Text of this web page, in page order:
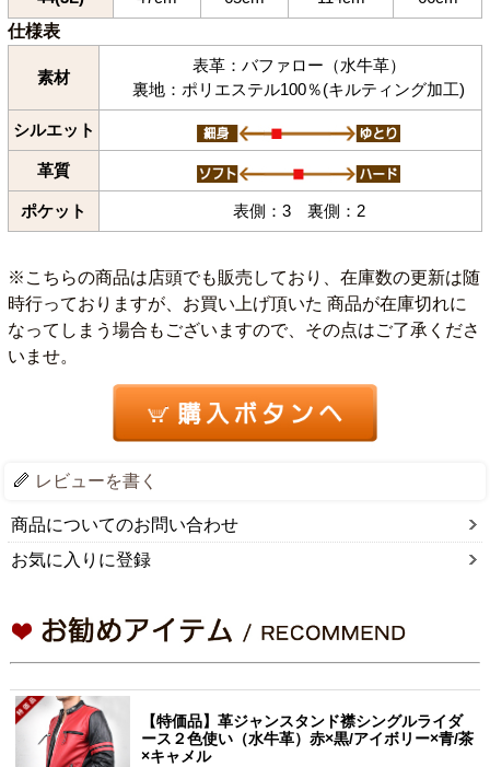
仕様表
素材
表革：バファロー（水牛革）
裏地：ポリエステル100％(キルティング加工)
シルエット
革質
ポケット 表側：3 裏側：2
※こちらの商品は店頭でも販売しており、在庫数の更新は随
時行っておりますが、お買い上げ頂いた 商品が在庫切れに
なってしまう場合もございますので、その点はご了承くださ
いませ。
レビューを書く
商品についてのお問い合わせ
お気に入りに登録
【特価品】革ジャンスタンド襟シングルライダ
ース２色使い（水牛革）赤×黒/アイボリー×青/茶
×キャメル